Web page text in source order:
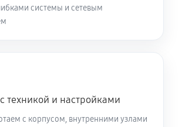
системы и сетевым
техникой и настройками
с корпусом, внутренними узлами